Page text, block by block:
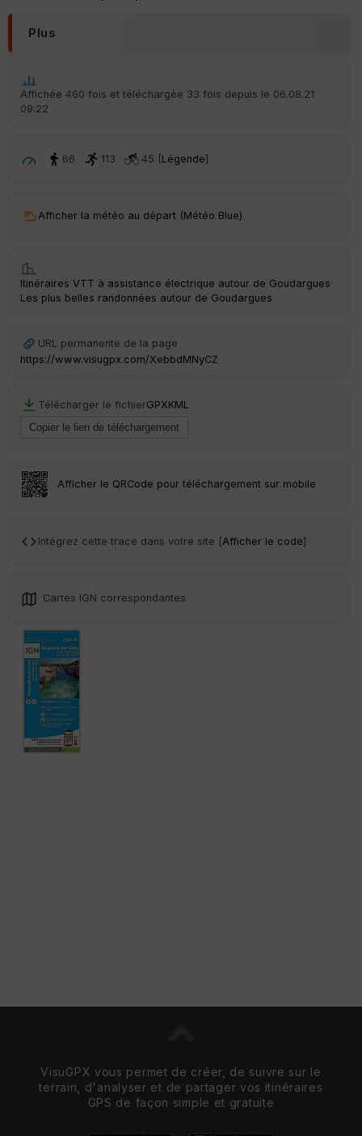
Plus
Affichée 460 fois et téléchargée 33 fois depuis le 06.08.21
09:22
66 113 45 [Légende]
Afficher la météo au départ (Météo Blue)
Itinéraires VTT à assistance électrique autour de Goudargues·
Les plus belles randonnées autour de Goudargues
URL permanente de la page
https://www.visugpx.com/XebbdMNyCZ
Télécharger le fichierGPXKML
Afficher le QRCode pour téléchargement sur mobile
Intégrez cette trace dans votre site [Afficher le code]
Cartes IGN correspondantes
VisuGPX vous permet de créer, de suivre sur le
terrain, d'analyser et de partager vos itinéraires
GPS de façon simple et gratuite